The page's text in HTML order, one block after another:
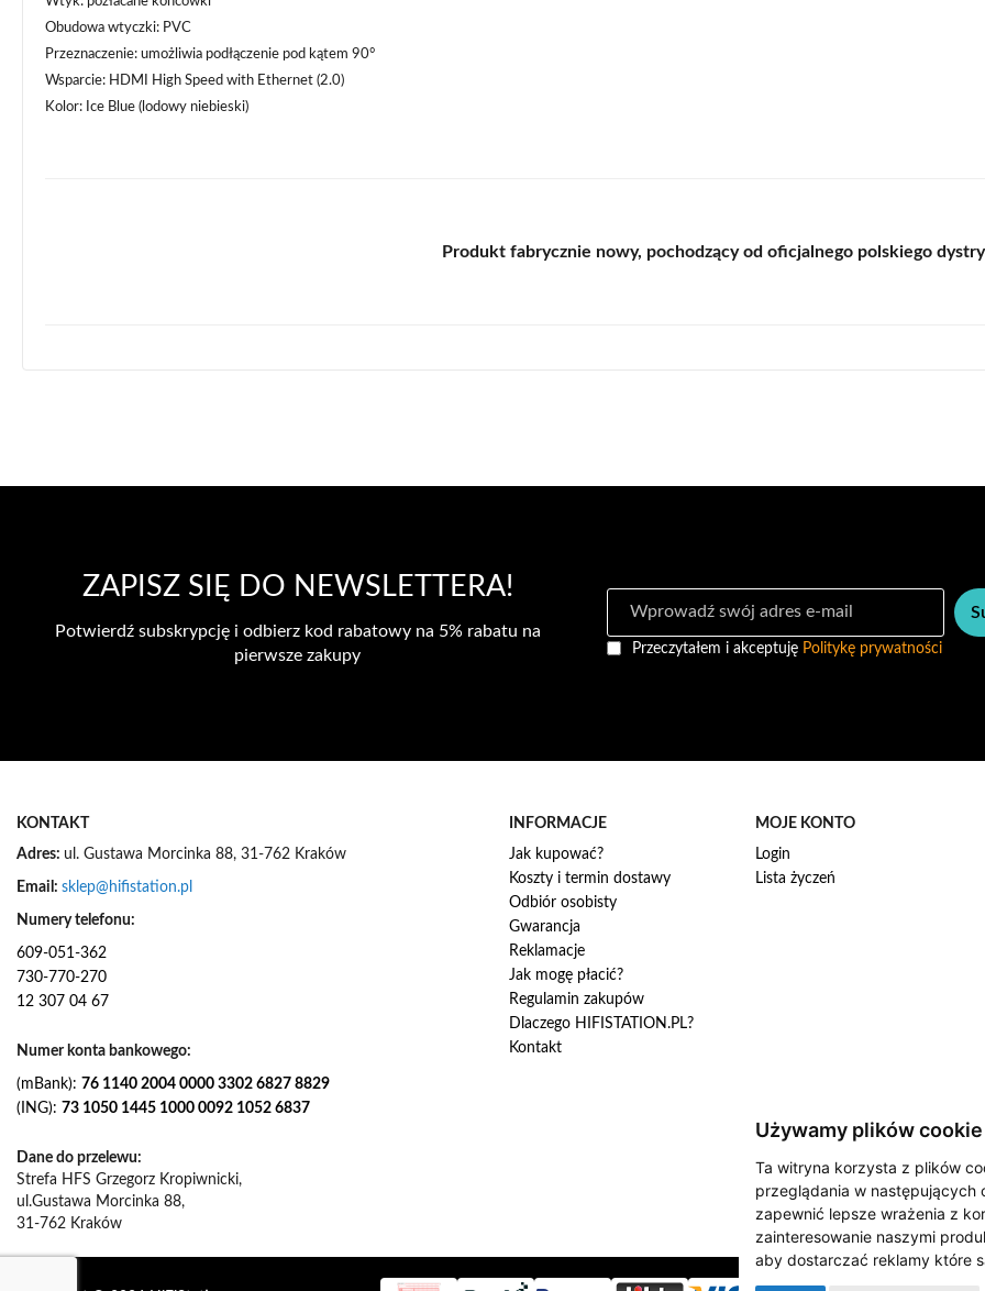
Używamy plików cookie
Ta witryna korzysta z plików
przeglądania w następujących
zapewnić lepsze wrażenia z
zainteresowanie naszymi
aby dostarczać reklamy które
Obudowa wtyczki: PVC
Przeznaczenie: umożliwia podłączenie pod kątem 90°
Wsparcie: HDMI High Speed with Ethernet (2.0)
Kolor: Ice Blue (lodowy niebieski)
Produkt fabrycznie nowy, pochodzący od oficjalnego polskiego
ZAPISZ SIĘ DO NEWSLETTERA!
Potwierdź subskrypcję i odbierz kod rabatowy na 5% rabatu na
pierwsze zakupy
b
n
z
n
s
l
e
Przeczytałem i akceptuję Politykę prywatności
KONTAKT
Adres: ul. Gustawa Morcinka 88, 31-762 Kraków
Email: sklep@hifistation.pl
Numery telefonu:
609-051-362
730-770-270
12 307 04 67
Numer konta bankowego:
(mBank): 76 1140 2004 0000 3302 6827 8829
(ING): 73 1050 1445 1000 0092 1052 6837
Dane do przelewu:
Strefa HFS Grzegorz Kropiwnicki,
ul.Gustawa Morcinka 88,
31-762 Kraków
INFORMACJE
Jak kupować?
Koszty i termin dostawy
Odbiór osobisty
Gwarancja
Reklamacje
Jak mogę płacić?
Regulamin zakupów
Dlaczego HIFISTATION.PL?
Kontakt
MOJE KONTO
Login
Lista życzeń